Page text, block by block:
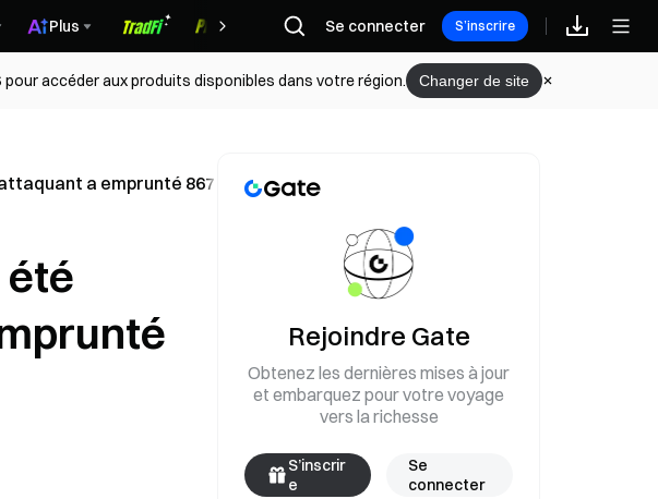
Plus Récompenses
Se connecter S’inscrire
accéder aux produits disponibles dans votre région. Changer de site
a emprunté 867 700 dollars en WBTC lundi
été
Rejoindre Gate
Obtenez les dernières mises à jour
et embarquez pour votre voyage
vers la richesse
S’inscrir
e
Se
connecter